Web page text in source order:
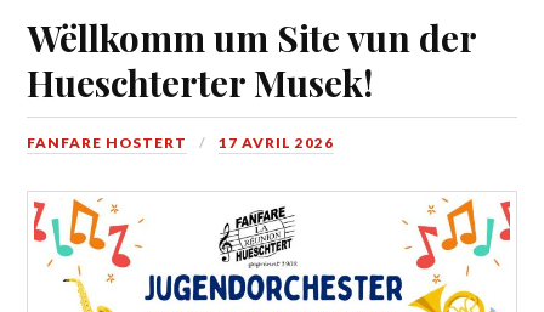
Wëllkomm um Site vun der
Hueschterter Musek!
FANFARE HOSTERT 17 AVRIL 2026